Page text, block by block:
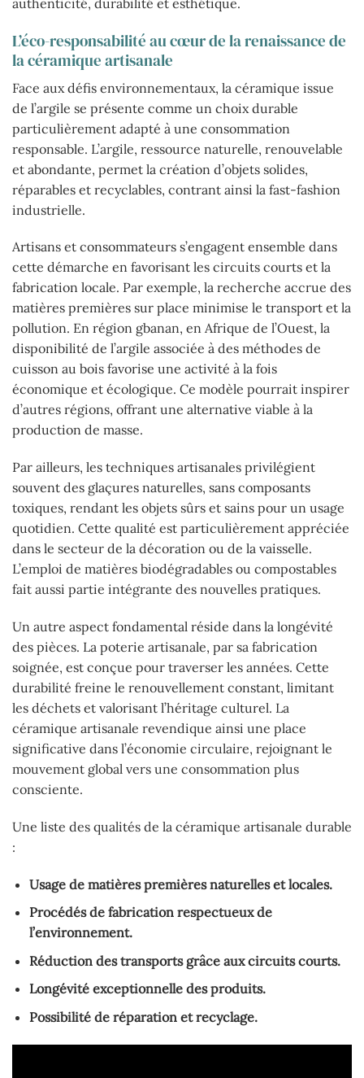
authenticité, durabilité et esthétique.
L’éco-responsabilité au cœur de la renaissance de
la céramique artisanale
Face aux défis environnementaux, la céramique issue
de l’argile se présente comme un choix durable
particulièrement adapté à une consommation
responsable. L’argile, ressource naturelle, renouvelable
et abondante, permet la création d’objets solides,
réparables et recyclables, contrant ainsi la fast-fashion
industrielle.
Artisans et consommateurs s’engagent ensemble dans
cette démarche en favorisant les circuits courts et la
fabrication locale. Par exemple, la recherche accrue des
matières premières sur place minimise le transport et la
pollution. En région gbanan, en Afrique de l’Ouest, la
disponibilité de l’argile associée à des méthodes de
cuisson au bois favorise une activité à la fois
économique et écologique. Ce modèle pourrait inspirer
d’autres régions, offrant une alternative viable à la
production de masse.
Par ailleurs, les techniques artisanales privilégient
souvent des glaçures naturelles, sans composants
toxiques, rendant les objets sûrs et sains pour un usage
quotidien. Cette qualité est particulièrement appréciée
dans le secteur de la décoration ou de la vaisselle.
L’emploi de matières biodégradables ou compostables
fait aussi partie intégrante des nouvelles pratiques.
Un autre aspect fondamental réside dans la longévité
des pièces. La poterie artisanale, par sa fabrication
soignée, est conçue pour traverser les années. Cette
durabilité freine le renouvellement constant, limitant
les déchets et valorisant l’héritage culturel. La
céramique artisanale revendique ainsi une place
significative dans l’économie circulaire, rejoignant le
mouvement global vers une consommation plus
consciente.
Une liste des qualités de la céramique artisanale durable
:
Usage de matières premières naturelles et locales.
Procédés de fabrication respectueux de
l’environnement.
Réduction des transports grâce aux circuits courts.
Longévité exceptionnelle des produits.
Possibilité de réparation et recyclage.